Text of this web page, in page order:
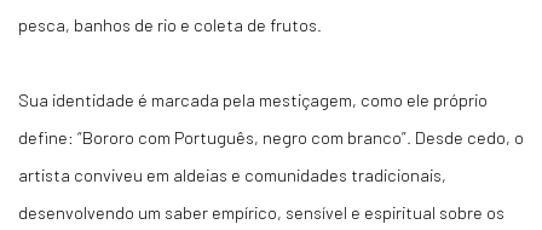
pesca, banhos de rio e coleta de frutos.
Sua identidade é marcada pela mestiçagem, como ele próprio
define: “Bororo com Português, negro com branco”. Desde cedo, o
artista conviveu em aldeias e comunidades tradicionais,
desenvolvendo um saber empírico, sensível e espiritual sobre os